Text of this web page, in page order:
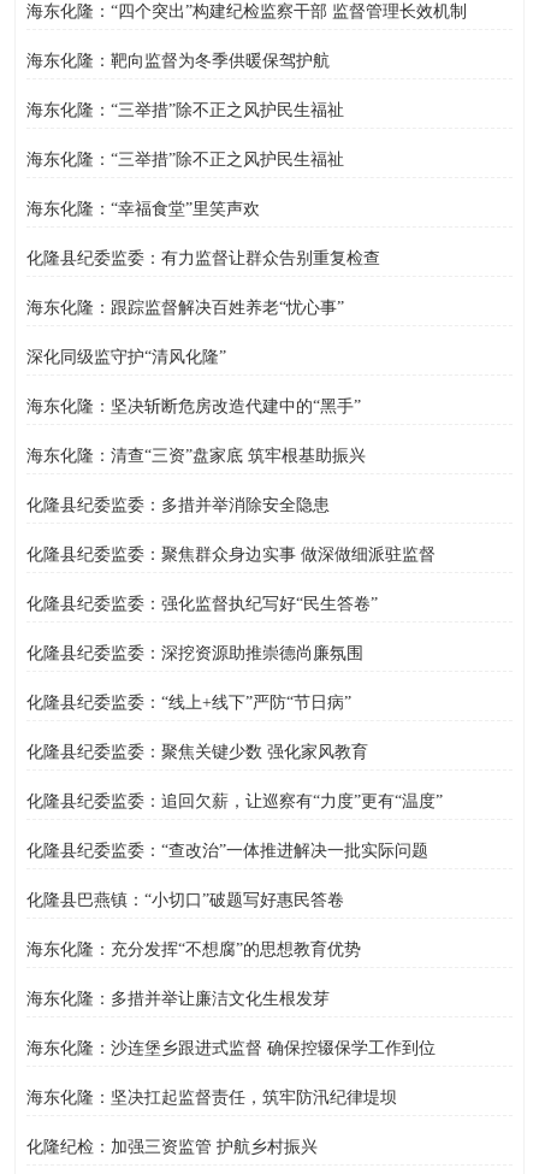
海东化隆：“四个突出”构建纪检监察干部 监督管理长效机制
海东化隆：靶向监督为冬季供暖保驾护航
海东化隆：“三举措”除不正之风护民生福祉
海东化隆：“三举措”除不正之风护民生福祉
海东化隆：“幸福食堂”里笑声欢
化隆县纪委监委：有力监督让群众告别重复检查
海东化隆：跟踪监督解决百姓养老“忧心事”
深化同级监守护“清风化隆”
海东化隆：坚决斩断危房改造代建中的“黑手”
海东化隆：清查“三资”盘家底 筑牢根基助振兴
化隆县纪委监委：多措并举消除安全隐患
化隆县纪委监委：聚焦群众身边实事 做深做细派驻监督
化隆县纪委监委：强化监督执纪写好“民生答卷”
化隆县纪委监委：深挖资源助推崇德尚廉氛围
化隆县纪委监委：“线上+线下”严防“节日病”
化隆县纪委监委：聚焦关键少数 强化家风教育
化隆县纪委监委：追回欠薪，让巡察有“力度”更有“温度”
化隆县纪委监委：“查改治”一体推进解决一批实际问题
化隆县巴燕镇：“小切口”破题写好惠民答卷
海东化隆：充分发挥“不想腐”的思想教育优势
海东化隆：多措并举让廉洁文化生根发芽
海东化隆：沙连堡乡跟进式监督 确保控辍保学工作到位
海东化隆：坚决扛起监督责任，筑牢防汛纪律堤坝
化隆纪检：加强三资监管 护航乡村振兴